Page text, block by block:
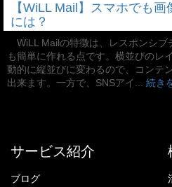
【WiLL Mail】スマホでも
には？
WiLL Mailの特徴は、レスポンシブ
も簡単に作れる点です。横並びのレ
動的に縦並びに変わるので、コンテ
出来ます。一方で、SNSアイ... 続き
サービス紹介
ブログ